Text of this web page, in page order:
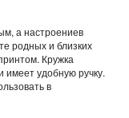
а настроениев
родных и близких
Кружка
удобную ручку.
в